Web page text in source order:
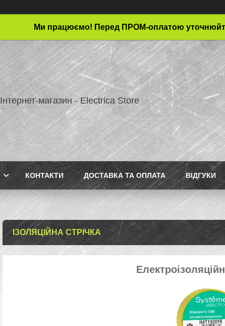
Ми працюємо! Перед ПРОМ-оплатою
Інтернет-магазин - Electrica Store
КОНТАКТИ ДОСТАВКА ТА ОПЛАТА ВІДГУКИ
ІЗОЛЯЦІЙНА СТРІЧКА